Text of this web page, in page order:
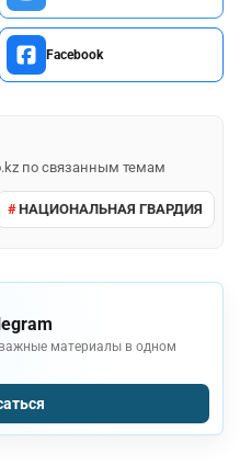
Facebook
по связанным темам
НАЦИОНАЛЬНАЯ ГВАРДИЯ
материалы в одном